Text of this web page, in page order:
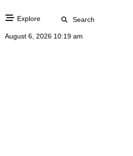
Explore Search
August 6, 2026 10:19 am